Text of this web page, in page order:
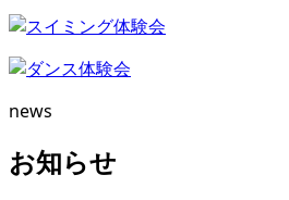
news
お知らせ